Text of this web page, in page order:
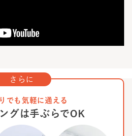
さらに
でも気軽に通える
グは手ぶらでOK